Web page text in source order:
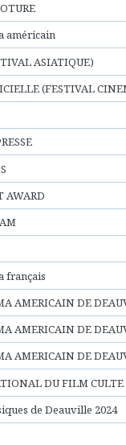
américain
ASIATIQUE)
(FESTIVAL
AWARD
français
AMERICAIN DE
AMERICAIN DE
AMERICAIN DE
DU FILM CULTE
de Deauville 2024